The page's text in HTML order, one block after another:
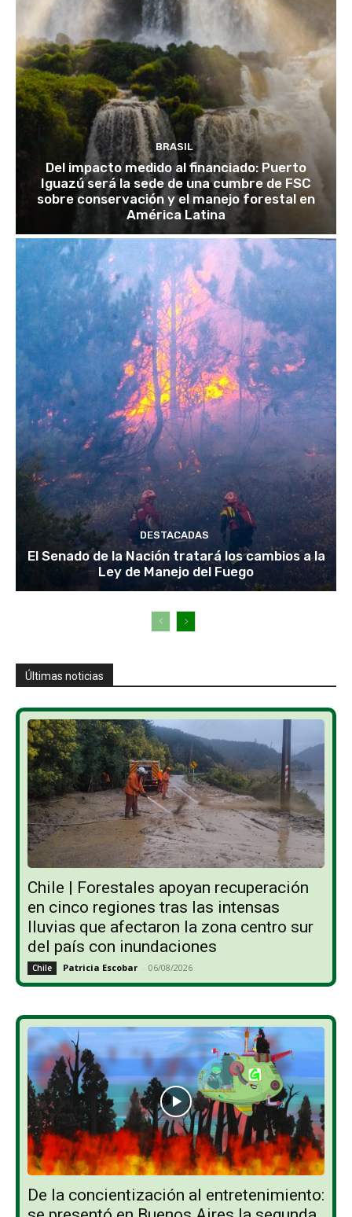
BRASIL
Del impacto medido al financiado: Puerto
Iguazú será la sede de una cumbre de FSC
sobre conservación y el manejo forestal en
América Latina
DESTACADAS
El Senado de la Nación tratará los cambios a la
Ley de Manejo del Fuego
Últimas noticias
Chile | Forestales apoyan recuperación
en cinco regiones tras las intensas
lluvias que afectaron la zona centro sur
del país con inundaciones
Chile Patricia Escobar - 06/08/2026
De la concientización al entretenimiento: